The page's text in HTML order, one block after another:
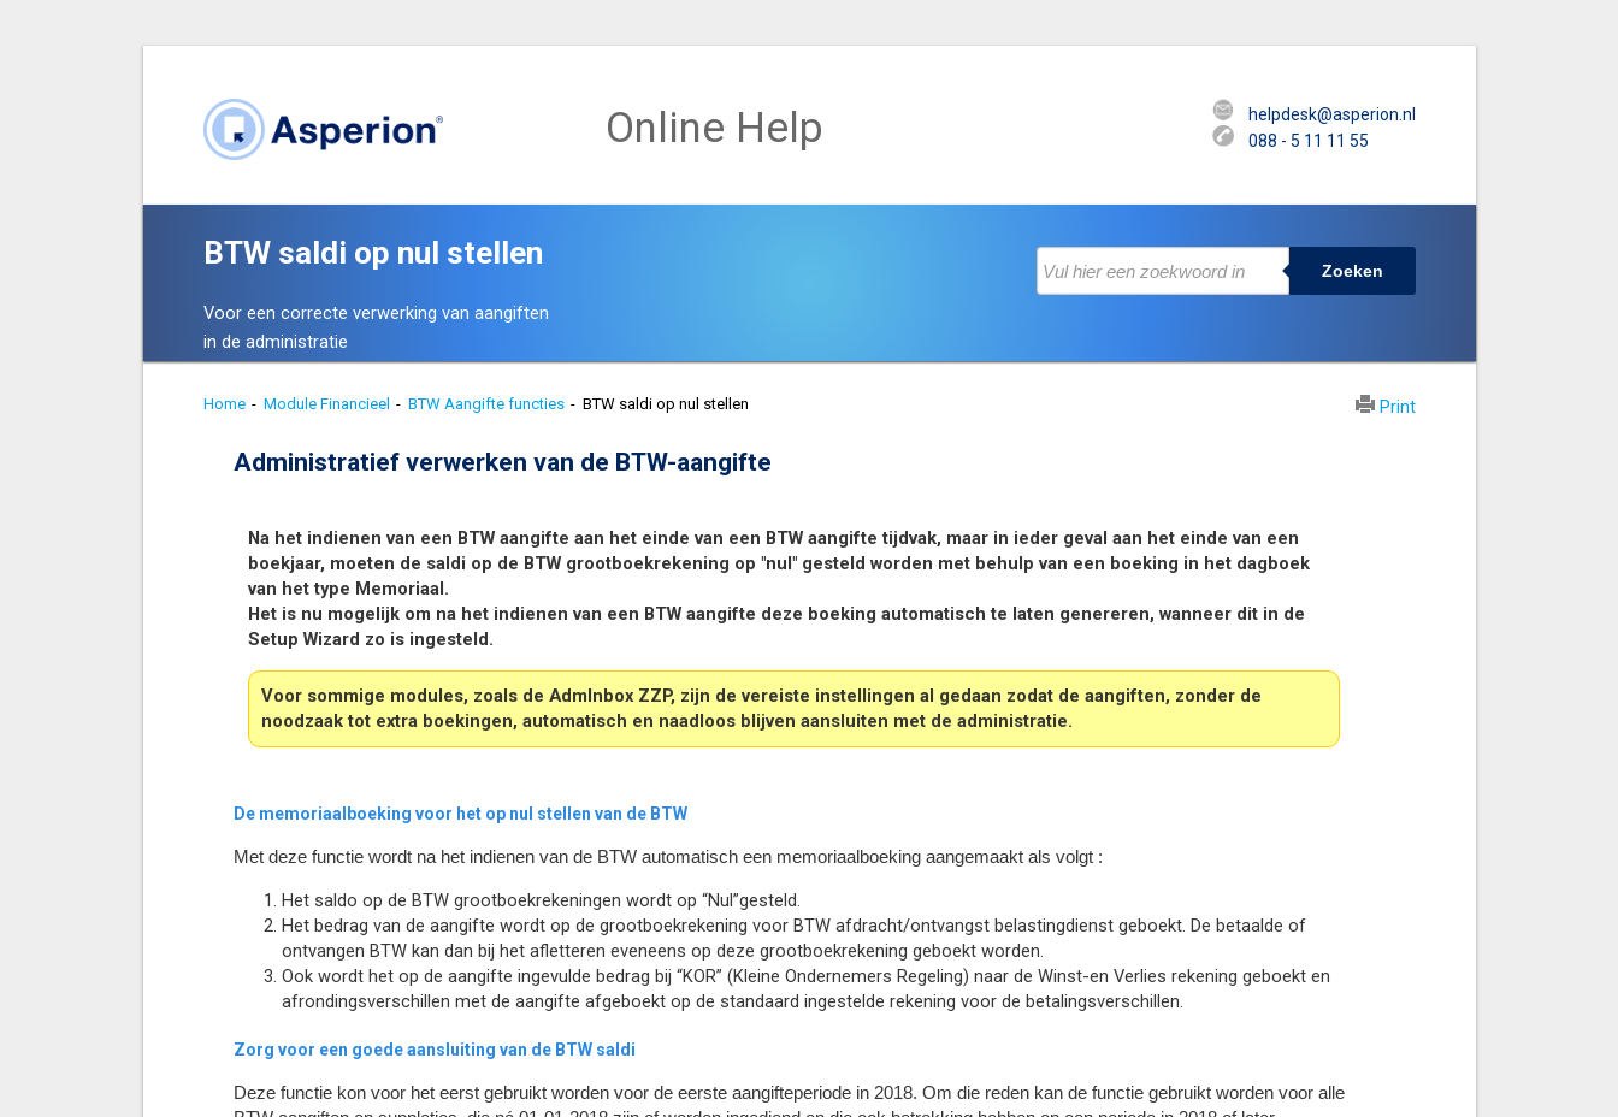
Online Help
helpdesk@asperion.nl
088 - 5 11 11 55
BTW saldi op nul stellen
Voor een correcte verwerking van aangiften
in de administratie
Zoeken
Home - Module Financieel - BTW Aangifte functies - BTW saldi op nul stellen Print
Administratief verwerken van de BTW-aangifte
Na het indienen van een BTW aangifte aan het einde van een BTW aangifte tijdvak, maar in ieder geval aan het einde van een
boekjaar, moeten de saldi op de BTW grootboekrekening op "nul" gesteld worden met behulp van een boeking in het dagboek
van het type Memoriaal.
Het is nu mogelijk om na het indienen van een BTW aangifte deze boeking automatisch te laten genereren, wanneer dit in de
Setup Wizard zo is ingesteld.
Voor sommige modules, zoals de AdmInbox ZZP, zijn de vereiste instellingen al gedaan zodat de aangiften, zonder de
noodzaak tot extra boekingen, automatisch en naadloos blijven aansluiten met de administratie.
De memoriaalboeking voor het op nul stellen van de BTW
Met deze functie wordt na het indienen van de BTW automatisch een memoriaalboeking aangemaakt als volgt :
Het saldo op de BTW grootboekrekeningen wordt op “Nul”gesteld.
Het bedrag van de aangifte wordt op de grootboekrekening voor BTW afdracht/ontvangst belastingdienst geboekt. De betaalde of
ontvangen BTW kan dan bij het afletteren eveneens op deze grootboekrekening geboekt worden.
Ook wordt het op de aangifte ingevulde bedrag bij “KOR” (Kleine Ondernemers Regeling) naar de Winst-en Verlies rekening geboekt en
afrondingsverschillen met de aangifte afgeboekt op de standaard ingestelde rekening voor de betalingsverschillen.
Zorg voor een goede aansluiting van de BTW saldi
Deze functie kon voor het eerst gebruikt worden voor de eerste aangifteperiode in 2018. Om die reden kan de functie gebruikt worden voor alle